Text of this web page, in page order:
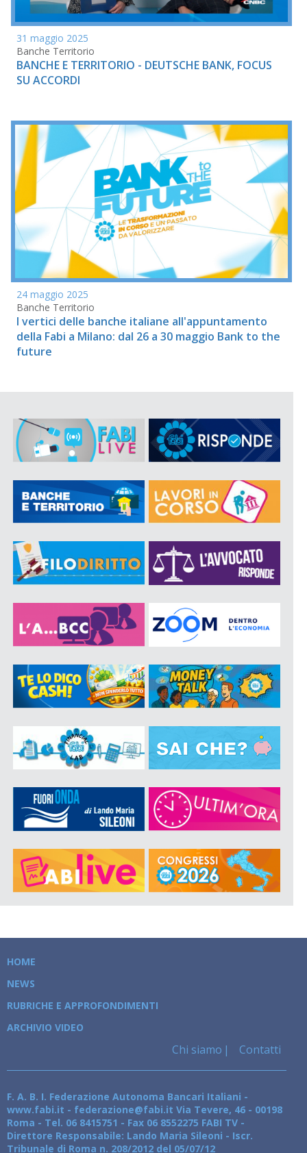
31 maggio 2025
Banche Territorio
BANCHE E TERRITORIO - DEUTSCHE BANK, FOCUS
SU ACCORDI
24 maggio 2025
Banche Territorio
I vertici delle banche italiane all'appuntamento
della Fabi a Milano: dal 26 a 30 maggio Bank to the
future
HOME
NEWS
RUBRICHE E APPROFONDIMENTI
ARCHIVIO VIDEO
Chi siamo Contatti
F. A. B. I. Federazione Autonoma Bancari Italiani -
www.fabi.it - federazione@fabi.it Via Tevere, 46 - 00198
Roma - Tel. 06 8415751 - Fax 06 8552275 FABI TV -
Direttore Responsabile: Lando Maria Sileoni - Iscr.
Tribunale di Roma n. 208/2012 del 05/07/12